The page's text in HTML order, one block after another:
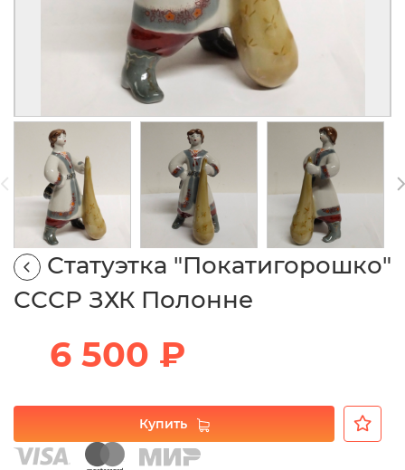
Статуэтка "Покатигорошко"
СССР ЗХК Полонне
6 500 ₽
Купить